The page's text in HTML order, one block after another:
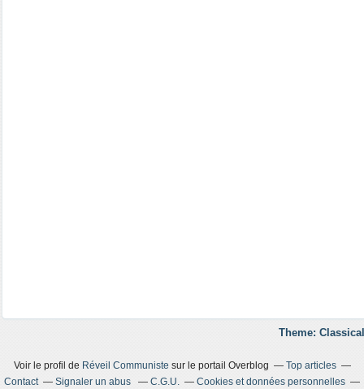
Theme:
Voir le profil de Réveil Communiste sur le portail Overblog
Top articles
Contact
Signaler un abus C.G.U.
Cookies et données personnelles